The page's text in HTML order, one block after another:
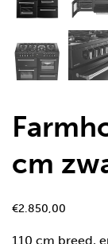
cm
€2.850,00
110 cm breed,